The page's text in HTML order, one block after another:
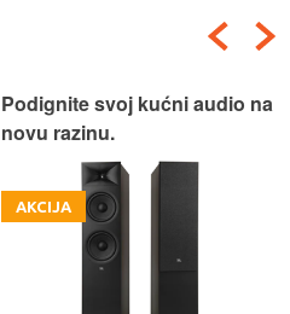
Podignite svoj kućni audio na
novu razinu.
AKCIJA